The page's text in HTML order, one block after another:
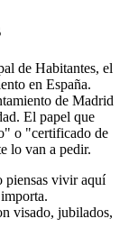
de Habitantes, el
en España.
de Madrid
El papel que
o "certificado de
lo van a pedir.
piensas vivir aquí
visado, jubilados,